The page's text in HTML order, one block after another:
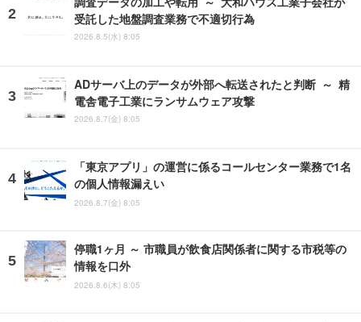
受託した地盤調査業務で不適切行為
2026.8.5(水) 8:05
ADサーバ上のデータが外部へ転送されたと判断 ～ 精
電舎電子工業にランサムウェア攻撃
2026.8.7(金) 8:05
「東京アプリ」の運営に係るコールセンター業務で1名
の個人情報漏えい
2026.8.7(金) 8:05
停職1ヶ月 ～ 市職員が飲食店関係者に関する市税等の
情報を口外
2026.8.6(木) 8:05